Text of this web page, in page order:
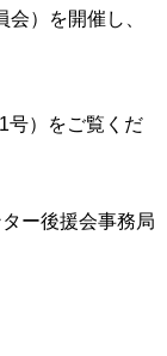
）を開催し、
1号）をご覧くだ
ー後援会事務局